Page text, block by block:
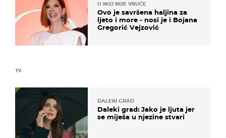
TV
DALEKI GRAD
Daleki grad: Jako je ljuta jer
se miješa u njezine stvari
U NOJ NIJE VRUĆE
Ovo je savršena haljina za
ljeto i more - nosi je i Bojana
Gregorić Vejzović